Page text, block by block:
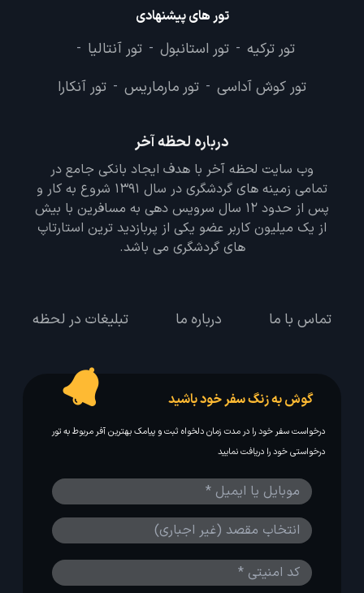
تور های پیشنهادی
تور ترکیه - تور استانبول - تور آنتالیا -
تور کوش آداسی - تور مارماریس - تور آنکارا
درباره لحظه آخر
وب سایت لحظه آخر با هدف ایجاد بانکی جامع در
تمامی زمینه های گردشگری در سال 1391 شروع به کار و
پس از حدود 12 سال سرویس دهی به مسافرین با بیش
از یک میلیون کاربر عضو یکی از پربازدید ترین استارتاپ
های گردشگری می باشد.
تماس با ما درباره ما تبلیغات در لحظه
گوش به زنگ سفر خود باشید
درخواست سفر خود را در مدت زمان دلخواه ثبت و پیامک بهترین آفر مربوط به تور
درخواستی خود را دریافت نمایید